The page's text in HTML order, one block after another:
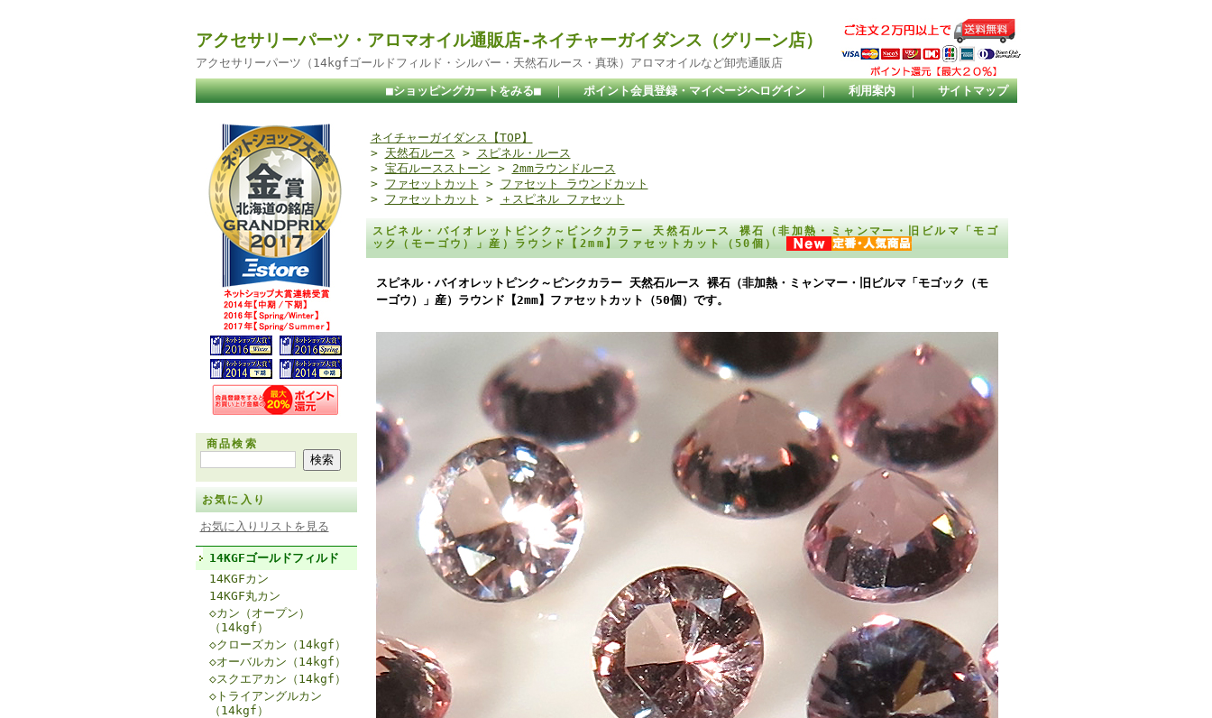
アクセサリーパーツ・アロマオイル通販店-ネイチャーガイダンス（グリーン店）
アクセサリーパーツ（14kgfゴールドフィルド・シルバー・天然石ルース・真珠）アロマオイルなど卸売通販店
■ショッピングカートをみる■ ｜ ポイント会員登録・マイページへログイン ｜ 利用案内 ｜ サイトマップ
商品検索
お気に入り
お気に入りリストを見る
14KGFゴールドフィルド
14KGFカン
14KGF丸カン
◇カン（オープン）
（14kgf）
◇クローズカン（14kgf）
◇オーバルカン（14kgf）
◇スクエアカン（14kgf）
◇トライアングルカン
（14kgf）
ネイチャーガイダンス【TOP】
> 天然石ルース > スピネル・ルース
> 宝石ルースストーン > 2mmラウンドルース
> ファセットカット > ファセット ラウンドカット
> ファセットカット > ＋スピネル ファセット
スピネル・バイオレットピンク～ピンクカラー 天然石ルース 裸石（非加熱・ミャンマー・旧ビルマ「モゴ
ック（モーゴウ）」産）ラウンド【2mm】ファセットカット（50個）
スピネル・バイオレットピンク～ピンクカラー 天然石ルース 裸石（非加熱・ミャンマー・旧ビルマ「モゴック（モ
ーゴウ）」産）ラウンド【2mm】ファセットカット（50個）です。